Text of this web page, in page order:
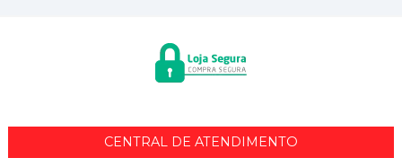
CENTRAL DE ATENDIMENTO